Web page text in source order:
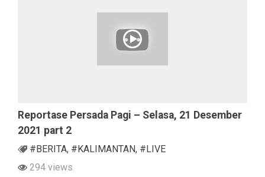
Reportase Persada Pagi – Selasa, 21 Desember
2021 part 2
#BERITA, #KALIMANTAN, #LIVE
294 views